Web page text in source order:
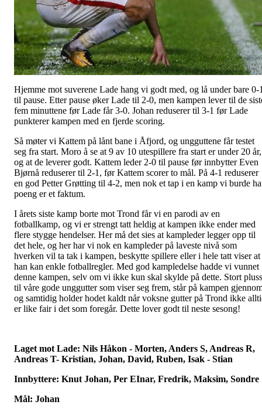
Hjemme mot suverene Lade hang vi godt med, og lå under bare 0-
til pause. Etter pause øker Lade til 2-0, men kampen lever til de
fem minuttene før Lade får 3-0. Johan reduserer til 3-1 før Lade
punkterer kampen med en fjerde scoring.
Så møter vi Kattem på lånt bane i Åfjord, og ungguttene får testet
seg fra start. Moro å se at 9 av 10 utespillere fra start er under 20 år,
og at de leverer godt. Kattem leder 2-0 til pause før innbytter Even
Bjørnå reduserer til 2-1, før Kattem scorer to mål. På 4-1 reduserer
en god Petter Grøtting til 4-2, men nok et tap i en kamp vi burde
poeng er et faktum.
I årets siste kamp borte mot Trond får vi en parodi av en
fotballkamp, og vi er strengt tatt heldig at kampen ikke ender med
flere stygge hendelser. Her må det sies at kampleder legger opp til
det hele, og her har vi nok en kampleder på laveste nivå som
hverken vil ta tak i kampen, beskytte spillere eller i hele tatt viser at
han kan enkle fotballregler. Med god kampledelse hadde vi vunnet
denne kampen, selv om vi ikke kun skal skylde på dette. Stort pluss
til våre gode unggutter som viser seg frem, står på kampen
og samtidig holder hodet kaldt når voksne gutter på Trond ikke
er like fair i det som foregår. Dette lover godt til neste sesong!
Laget mot Lade: Nils Håkon - Morten, Anders S, Andreas R,
Andreas T- Kristian, Johan, David, Ruben, Isak - Stian
Innbyttere: Knut Johan, Per EInar, Fredrik, Maksim, Sondre
Mål: Johan